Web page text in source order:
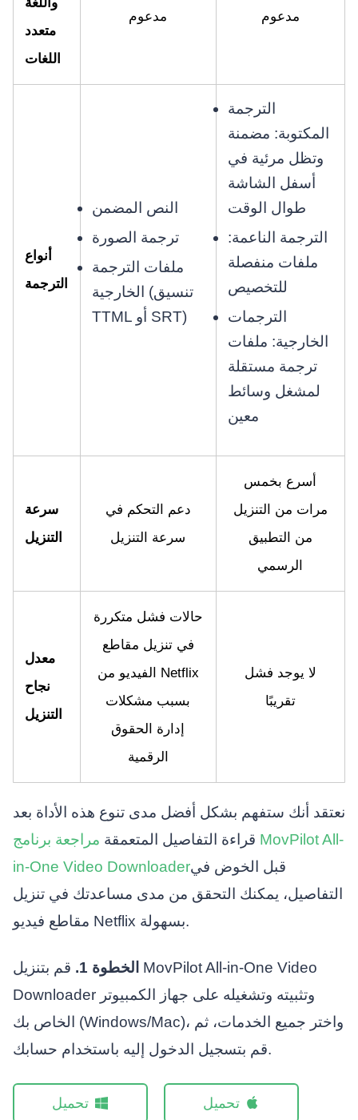
متعدد
اللغات
مدعوم مدعوم
أنواع
الترجمة
النص المضمن
ترجمة الصورة
ملفات الترجمة
الخارجية (تنسيق
TTML أو SRT)
الترجمة
المكتوبة: مضمنة
وتظل مرئية في
أسفل الشاشة
طوال الوقت
الترجمة الناعمة:
ملفات منفصلة
للتخصيص
الترجمات
الخارجية: ملفات
ترجمة مستقلة
لمشغل وسائط
معين
سرعة
التنزيل
دعم التحكم في
سرعة التنزيل
أسرع بخمس
مرات من التنزيل
من التطبيق
الرسمي
معدل
نجاح
التنزيل
حالات فشل متكررة
في تنزيل مقاطع
الفيديو من Netflix
بسبب مشكلات
إدارة الحقوق
الرقمية
لا يوجد فشل
تقريبًا
نعتقد أنك ستفهم بشكل أفضل مدى تنوع هذه الأداة بعد
قراءة التفاصيل المتعمقة مراجعة برنامج MovPilot All-
in-One Video Downloaderقبل الخوض في
التفاصيل، يمكنك التحقق من مدى مساعدتك في تنزيل
مقاطع فيديو Netflix بسهولة.
الخطوة 1.
قم بتنزيل MovPilot All-in-One Video
Downloader وتثبيته وتشغيله على جهاز الكمبيوتر
الخاص بك (Windows/Mac)، واختر جميع الخدمات، ثم
قم بتسجيل الدخول إليه باستخدام حسابك.
تحميل تحميل